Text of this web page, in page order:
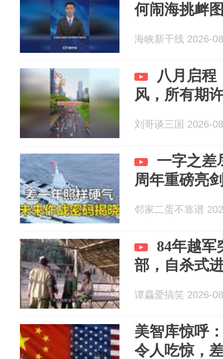
何闹海挑衅
海峡新干线 2026-
八月启程
风，所有期
刘哥谈三国 2026-
一字之差
周年重磅亮
邻家二蛋不靠谱
84年越军
部，自杀式
谭麤爱搞笑 2026-
美智库惊呼
令人吃惊，